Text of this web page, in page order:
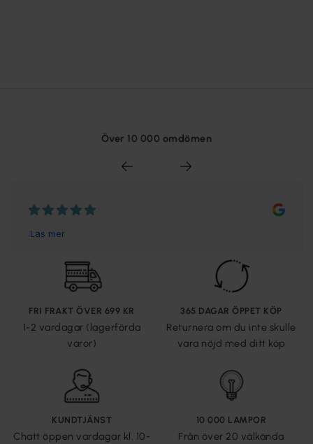
Över 10 000 omdömen
FRI FRAKT ÖVER 699 KR
1-2 vardagar (lagerförda
varor)
365 DAGAR ÖPPET KÖP
Returnera om du inte skulle
vara nöjd med ditt köp
KUNDTJÄNST
Chatt öppen vardagar kl. 10-
10 000 LAMPOR
Från över 20 välkända